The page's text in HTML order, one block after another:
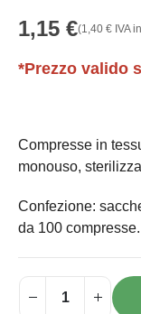
1,15 €(1,40 € IVA
*Prezzo valido
Compresse in
monouso,
Confezione:
da 100 compresse.